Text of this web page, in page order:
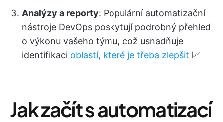
Analýzy a reporty: Populární automatizační
nástroje DevOps poskytují podrobný přehled
o výkonu vašeho týmu, což usnadňuje
identifikaci oblastí, které je třeba zlepšit 📈
Jak začít s automatizací